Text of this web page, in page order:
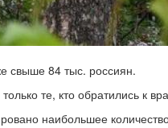
свыше 84 тыс. россиян.
те, кто обратились
наибольшее